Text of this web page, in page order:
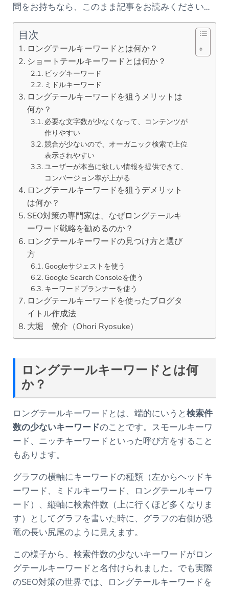
問をお持ちなら、このまま記事をお読みください…
目次
ロングテールキーワードとは何か？
ショートテールキーワードとは何か？
ビッグキーワード
ミドルキーワード
ロングテールキーワードを狙うメリットは
何か？
必要な文字数が少なくなって、コンテンツが
作りやすい
競合が少ないので、オーガニック検索で上位
表示されやすい
ユーザーが本当に欲しい情報を提供できて、
コンバージョン率が上がる
ロングテールキーワードを狙うデメリット
は何か？
SEO対策の専門家は、なぜロングテールキ
ーワード戦略を勧めるのか？
ロングテールキーワードの見つけ方と選び
方
Googleサジェストを使う
Google Search Consoleを使う
キーワードプランナーを使う
ロングテールキーワードを使ったブログタ
イトル作成法
大堀 僚介（Ohori Ryosuke）
ロングテールキーワードとは何
か？
ロングテールキーワードとは、端的にいうと検索件
数の少ないキーワードのことです。スモールキーワ
ード、ニッチキーワードといった呼び方をすること
もあります。
グラフの横軸にキーワードの種類（左からヘッドキ
ーワード、ミドルキーワード、ロングテールキーワ
ード）、縦軸に検索件数（上に行くほど多くなりま
す）としてグラフを書いた時に、グラフの右側が恐
竜の長い尻尾のように見えます。
この様子から、検索件数の少ないキーワードがロン
グテールキーワードと名付けられました。でも実際
のSEO対策の世界では、ロングテールキーワードを